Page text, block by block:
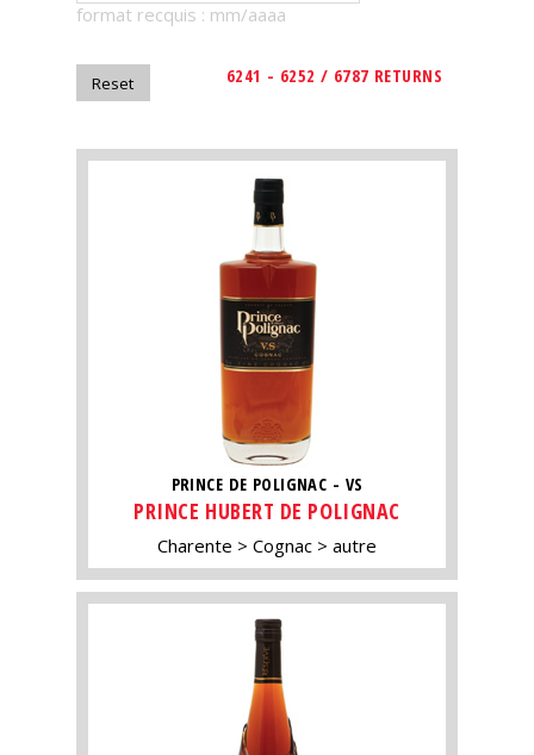
magazine
Magazine
format recquis : mm/aaaa
6241 - 6252 / 6787 RETURNS
PRINCE DE POLIGNAC - VS
PRINCE HUBERT DE POLIGNAC
Charente Cognac autre